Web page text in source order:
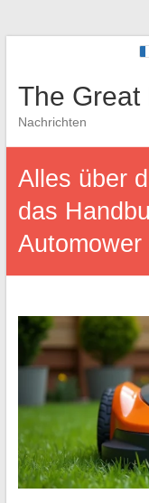
The Great
Nachrichten
Alles über
das
Automower